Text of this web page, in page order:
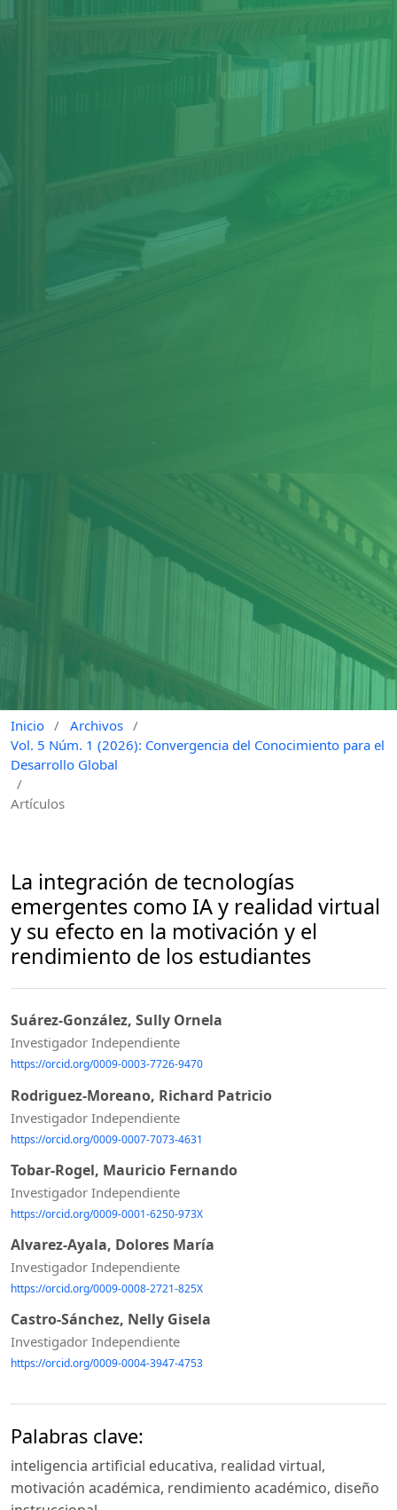
Inicio / Archivos /
Vol. 5 Núm. 1 (2026): Convergencia del Conocimiento para el
Desarrollo Global
/
Artículos
La integración de tecnologías
emergentes como IA y realidad virtual
y su efecto en la motivación y el
rendimiento de los estudiantes
Suárez-González, Sully Ornela
Investigador Independiente
https://orcid.org/0009-0003-7726-9470
Rodriguez-Moreano, Richard Patricio
Investigador Independiente
https://orcid.org/0009-0007-7073-4631
Tobar-Rogel, Mauricio Fernando
Investigador Independiente
https://orcid.org/0009-0001-6250-973X
Alvarez-Ayala, Dolores María
Investigador Independiente
https://orcid.org/0009-0008-2721-825X
Castro-Sánchez, Nelly Gisela
Investigador Independiente
https://orcid.org/0009-0004-3947-4753
Palabras clave:
inteligencia artificial educativa, realidad virtual,
motivación académica, rendimiento académico, diseño